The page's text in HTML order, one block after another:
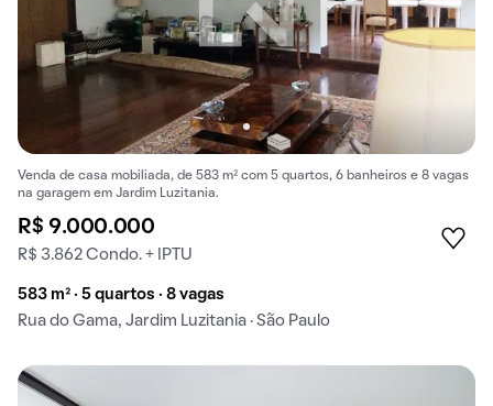
Venda de casa mobiliada, de 583 m² com 5 quartos, 6 banheiros e 8 vagas
na garagem em Jardim Luzitania.
R$ 9.000.000
R$ 3.862 Condo. + IPTU
583 m² · 5 quartos · 8 vagas
Rua do Gama, Jardim Luzitania · São Paulo